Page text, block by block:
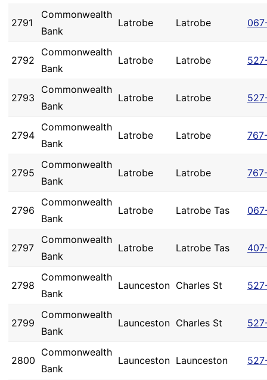
2791
Commonwealth
Bank
Latrobe Latrobe
2792
Commonwealth
Bank
Latrobe Latrobe
2793
Commonwealth
Bank
Latrobe Latrobe
2794
Commonwealth
Bank
Latrobe Latrobe
2795
Commonwealth
Bank
Latrobe Latrobe
2796
Commonwealth
Bank
Latrobe Latrobe Tas
2797
Commonwealth
Bank
Latrobe Latrobe Tas
2798
Commonwealth
Bank
Launceston Charles St
2799
Commonwealth
Bank
Launceston Charles St
2800
Commonwealth
Bank
Launceston Launceston